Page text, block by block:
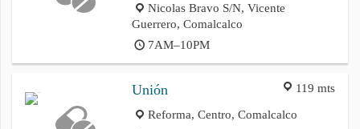
Nicolas Bravo S/N, Vicente
Guerrero, Comalcalco
7AM–10PM
119 mts
Unión
Reforma, Centro, Comalcalco